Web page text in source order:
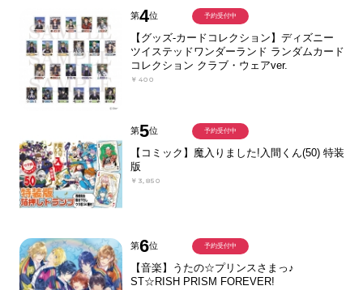
第4位
【グッズ-カードコレクション】ディズニー
ツイステッドワンダーランド ランダムカード
コレクション クラブ・ウェアver.
￥400
予約受付中
第5位
【コミック】魔入りました!入間くん(50) 特装
版
￥3,850
予約受付中
第6位
【音楽】うたの☆プリンスさまっ♪
ST☆RISH PRISM FOREVER!
予約受付中